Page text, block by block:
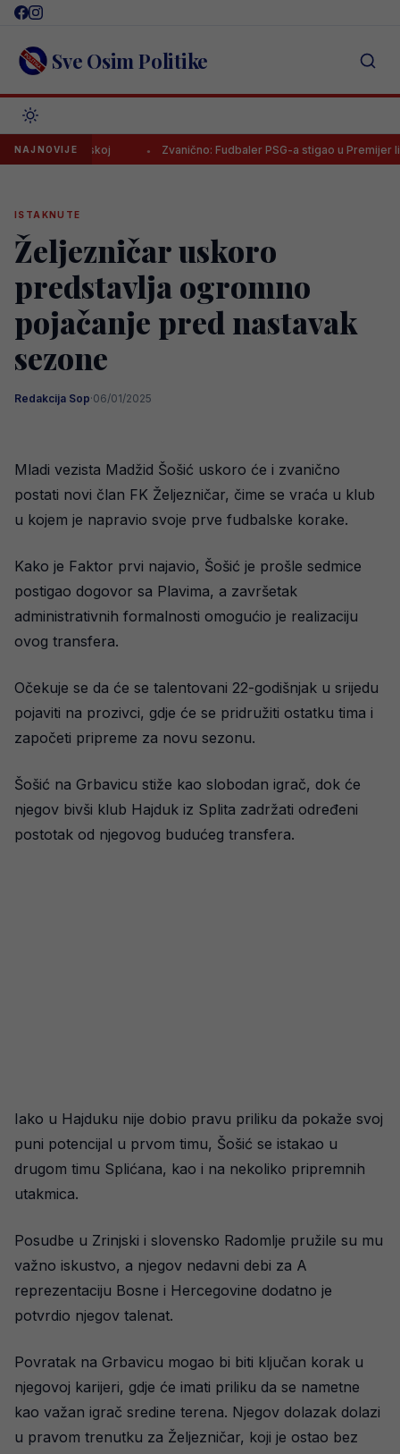
Skip
content Sve Osim Politike
NAJNOVIJE
u Turskoj Zvanično: Fudbaler PSG-a stigao u Premijer ligu BiH!
ISTAKNUTE
Željezničar uskoro
predstavlja ogromno
pojačanje pred nastavak
sezone
Redakcija Sop·06/01/2025
Mladi vezista Madžid Šošić uskoro će i zvanično
postati novi član FK Željezničar, čime se vraća u klub
u kojem je napravio svoje prve fudbalske korake.
Kako je Faktor prvi najavio, Šošić je prošle sedmice
postigao dogovor sa Plavima, a završetak
administrativnih formalnosti omogućio je realizaciju
ovog transfera.
Očekuje se da će se talentovani 22-godišnjak u srijedu
pojaviti na prozivci, gdje će se pridružiti ostatku tima i
započeti pripreme za novu sezonu.
Šošić na Grbavicu stiže kao slobodan igrač, dok će
njegov bivši klub Hajduk iz Splita zadržati određeni
postotak od njegovog budućeg transfera.
Iako u Hajduku nije dobio pravu priliku da pokaže svoj
puni potencijal u prvom timu, Šošić se istakao u
drugom timu Splićana, kao i na nekoliko pripremnih
utakmica.
Posudbe u Zrinjski i slovensko Radomlje pružile su mu
važno iskustvo, a njegov nedavni debi za A
reprezentaciju Bosne i Hercegovine dodatno je
potvrdio njegov talenat.
Povratak na Grbavicu mogao bi biti ključan korak u
njegovoj karijeri, gdje će imati priliku da se nametne
kao važan igrač sredine terena. Njegov dolazak dolazi
u pravom trenutku za Željezničar, koji je ostao bez